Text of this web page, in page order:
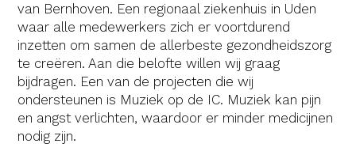
van Bernhoven. Een regionaal ziekenhuis in Uden
waar alle medewerkers zich er voortdurend
inzetten om samen de allerbeste gezondheidszorg
te creëren. Aan die belofte willen wij graag
bijdragen. Een van de projecten die wij
ondersteunen is Muziek op de IC. Muziek kan pijn
en angst verlichten, waardoor er minder medicijnen
nodig zijn.